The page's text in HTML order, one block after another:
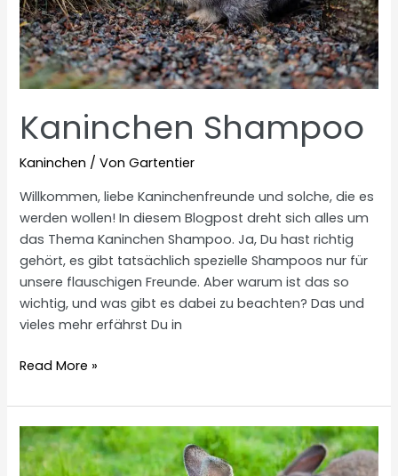
Kaninchen Shampoo
Kaninchen / VonGartentier
Willkommen, liebe Kaninchenfreunde und solche, die es
werden wollen! In diesem Blogpost dreht sich alles um
das Thema Kaninchen Shampoo. Ja, Du hast richtig
gehört, es gibt tatsächlich spezielle Shampoos nur für
unsere flauschigen Freunde. Aber warum ist das so
wichtig, und was gibt es dabei zu beachten? Das und
vieles mehr erfährst Du in
Kaninchen
Read More »